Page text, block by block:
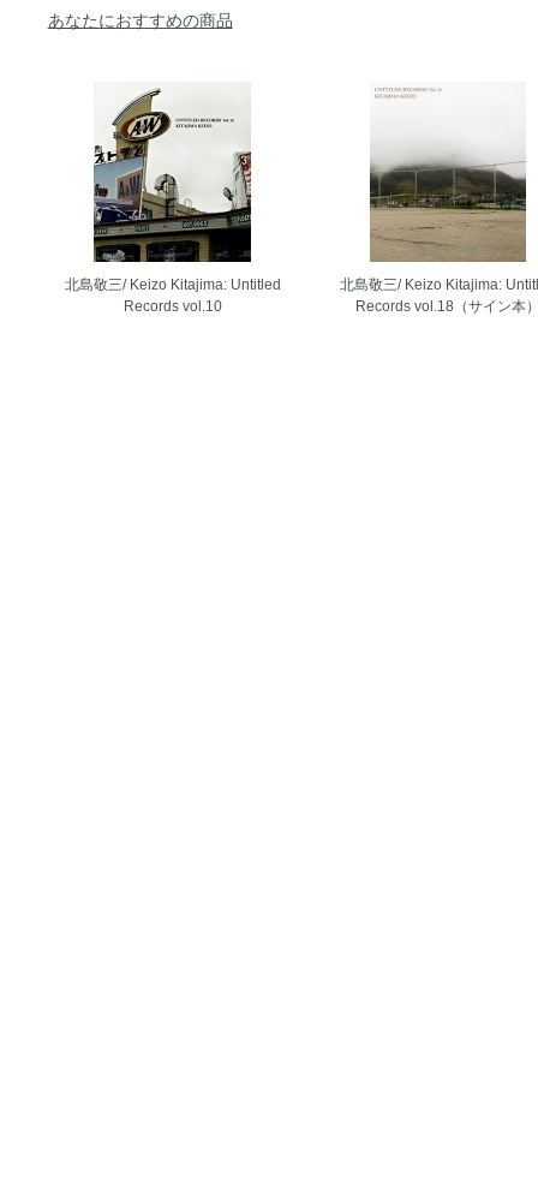
あなたにおすすめの商品
北島敬三/ Keizo Kitajima: Untitled
Records vol.10
北島敬三/ Keizo Kitajima:
Records vol.18（サイン本